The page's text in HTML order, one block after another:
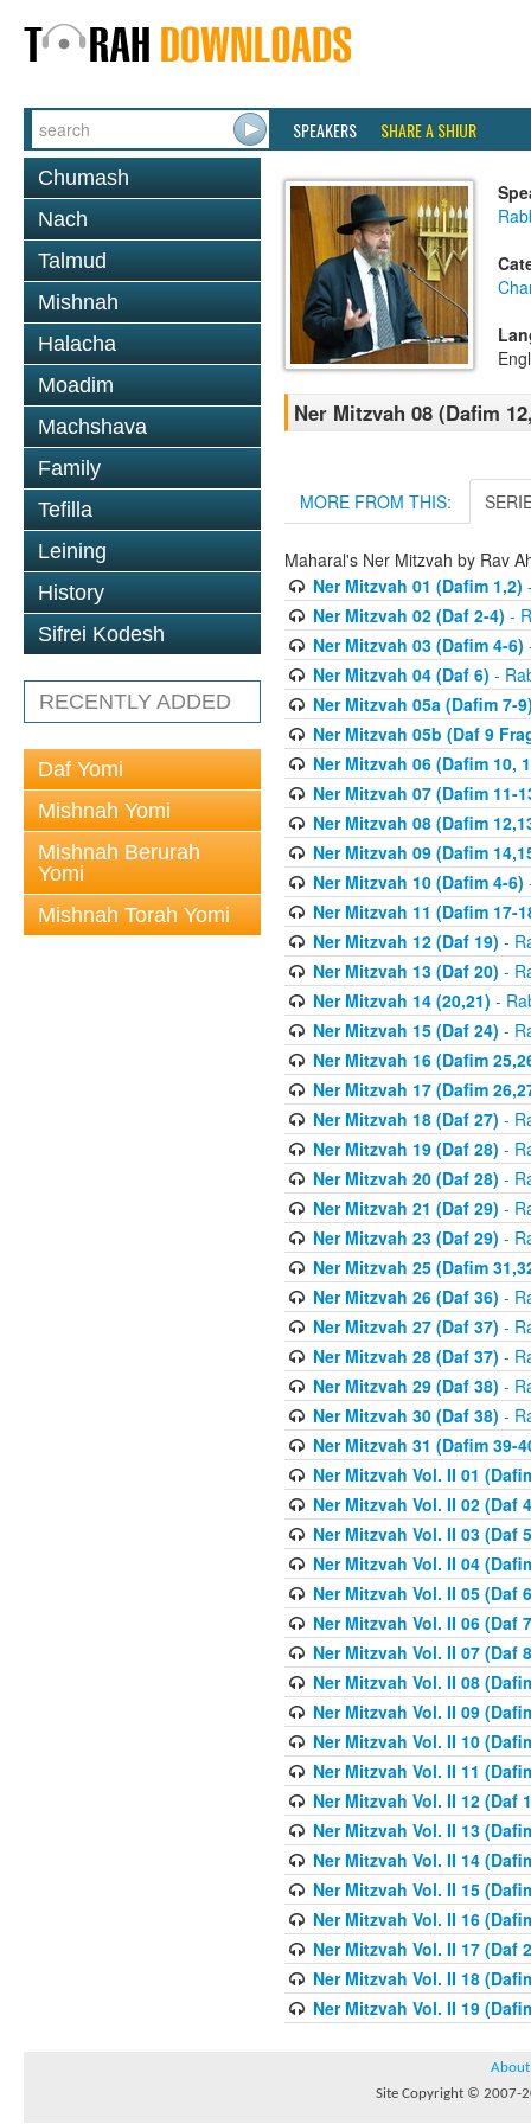
SPEAKERS SHARE A SHIUR
Chumash
Nach
Talmud
Mishnah
Halacha
Moadim
Machshava
Family
Tefilla
Leining
History
Sifrei Kodesh
RECENTLY ADDED
Daf Yomi
Mishnah Yomi
Mishnah Berurah
Yomi
Mishnah Torah Yomi
Ner Mitzvah 08 (Dafim
MORE FROM THIS:
Maharal's Ner Mitzvah by Rav
Ner Mitzvah 01 (Dafim 1,2)
Ner Mitzvah 02 (Daf 2-4) -
Ner Mitzvah 03 (Dafim 4-6)
Ner Mitzvah 04 (Daf 6) -
Ner Mitzvah 05a (Dafim 7-
Ner Mitzvah 05b (Daf 9
Ner Mitzvah 06 (Dafim 10,
Ner Mitzvah 07 (Dafim 11-
Ner Mitzvah 08 (Dafim
Ner Mitzvah 09 (Dafim
Ner Mitzvah 10 (Dafim 4-6)
Ner Mitzvah 11 (Dafim 17-
Ner Mitzvah 12 (Daf 19) -
Ner Mitzvah 13 (Daf 20) -
Ner Mitzvah 14 (20,21) -
Ner Mitzvah 15 (Daf 24) -
Ner Mitzvah 16 (Dafim
Ner Mitzvah 17 (Dafim
Ner Mitzvah 18 (Daf 27) -
Ner Mitzvah 19 (Daf 28) -
Ner Mitzvah 20 (Daf 28) -
Ner Mitzvah 21 (Daf 29) -
Ner Mitzvah 23 (Daf 29) -
Ner Mitzvah 25 (Dafim
Ner Mitzvah 26 (Daf 36) -
Ner Mitzvah 27 (Daf 37) -
Ner Mitzvah 28 (Daf 37) -
Ner Mitzvah 29 (Daf 38) -
Ner Mitzvah 30 (Daf 38) -
Ner Mitzvah 31 (Dafim 39-
Ner Mitzvah Vol. II 01
Ner Mitzvah Vol. II 02 (Daf
Ner Mitzvah Vol. II 03 (Daf
Ner Mitzvah Vol. II 04
Ner Mitzvah Vol. II 05 (Daf
Ner Mitzvah Vol. II 06 (Daf
Ner Mitzvah Vol. II 07 (Daf
Ner Mitzvah Vol. II 08
Ner Mitzvah Vol. II 09
Ner Mitzvah Vol. II 10
Ner Mitzvah Vol. II 11
Ner Mitzvah Vol. II 12 (Daf
Ner Mitzvah Vol. II 13
Ner Mitzvah Vol. II 14
Ner Mitzvah Vol. II 15
Ner Mitzvah Vol. II 16
Ner Mitzvah Vol. II 17 (Daf
Ner Mitzvah Vol. II 18
Ner Mitzvah Vol. II 19
About
Site Copyright © 2007-